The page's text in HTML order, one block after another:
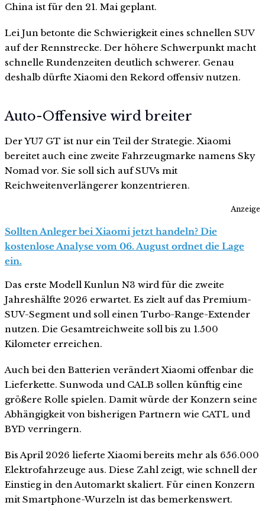
China ist für den 21. Mai geplant.
Lei Jun betonte die Schwierigkeit eines schnellen SUV
auf der Rennstrecke. Der höhere Schwerpunkt macht
schnelle Rundenzeiten deutlich schwerer. Genau
deshalb dürfte Xiaomi den Rekord offensiv nutzen.
Auto-Offensive wird breiter
Der YU7 GT ist nur ein Teil der Strategie. Xiaomi
bereitet auch eine zweite Fahrzeugmarke namens Sky
Nomad vor. Sie soll sich auf SUVs mit
Reichweitenverlängerer konzentrieren.
Anzeige
Sollten Anleger bei Xiaomi jetzt handeln? Die
kostenlose Analyse vom 06. August ordnet die Lage
ein.
Das erste Modell Kunlun N3 wird für die zweite
Jahreshälfte 2026 erwartet. Es zielt auf das Premium-
SUV-Segment und soll einen Turbo-Range-Extender
nutzen. Die Gesamtreichweite soll bis zu 1.500
Kilometer erreichen.
Auch bei den Batterien verändert Xiaomi offenbar die
Lieferkette. Sunwoda und CALB sollen künftig eine
größere Rolle spielen. Damit würde der Konzern seine
Abhängigkeit von bisherigen Partnern wie CATL und
BYD verringern.
Bis April 2026 lieferte Xiaomi bereits mehr als 656.000
Elektrofahrzeuge aus. Diese Zahl zeigt, wie schnell der
Einstieg in den Automarkt skaliert. Für einen Konzern
mit Smartphone-Wurzeln ist das bemerkenswert.